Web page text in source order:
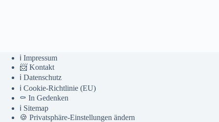
ℹ️ Impressum
📨 Kontakt
ℹ️ Datenschutz
ℹ️ Cookie-Richtlinie (EU)
⚰️ In Gedenken
ℹ️ Sitemap
🍪 Privatsphäre-Einstellungen ändern